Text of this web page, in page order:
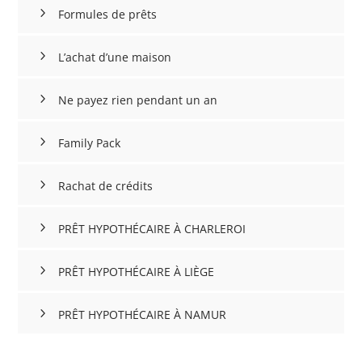
Formules de prêts
L’achat d’une maison
Ne payez rien pendant un an
Family Pack
Rachat de crédits
PRÊT HYPOTHÉCAIRE À CHARLEROI
PRÊT HYPOTHÉCAIRE À LIÈGE
PRÊT HYPOTHÉCAIRE À NAMUR